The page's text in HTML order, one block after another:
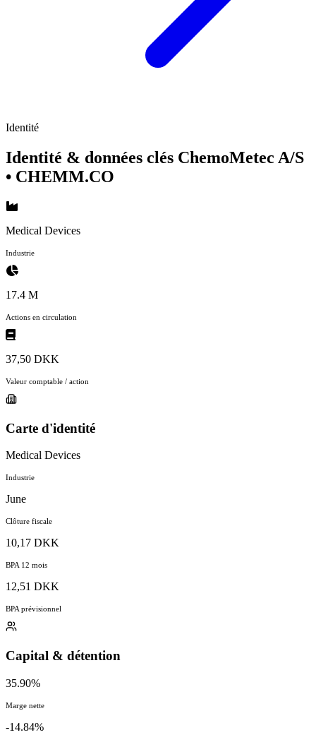
Identité
Identité & données clés ChemoMetec A/S
• CHEMM.CO
Medical Devices
Industrie
17.4 M
Actions en circulation
37,50 DKK
Valeur comptable / action
Carte d'identité
Medical Devices
Industrie
June
Clôture fiscale
10,17 DKK
BPA 12 mois
12,51 DKK
BPA prévisionnel
Capital & détention
35.90%
Marge nette
-14.84%